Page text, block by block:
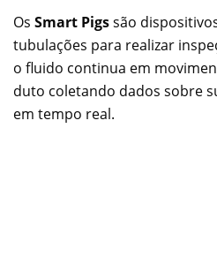
Os Smart Pigssão
tubulações para realizar
o fluido continua em
duto coletando dados sobre
em tempo real.